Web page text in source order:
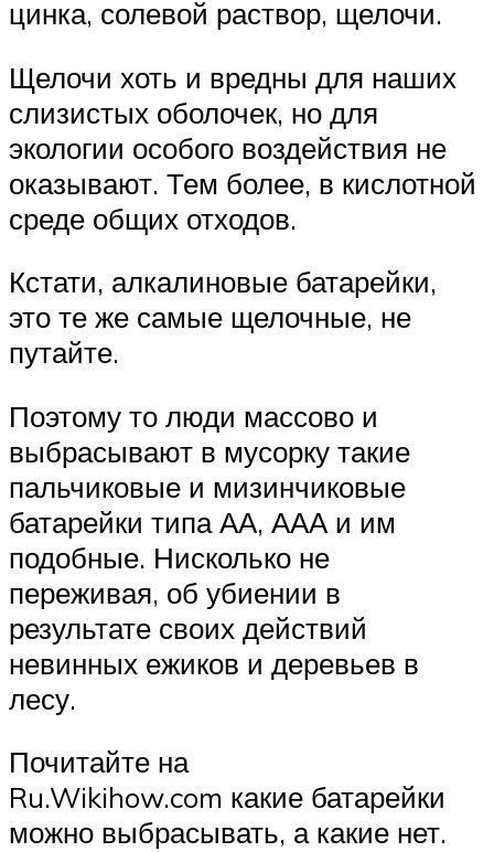
цинка, солевой раствор, щелочи.
Щелочи хоть и вредны для наших
слизистых оболочек, но для
экологии особого воздействия не
оказывают. Тем более, в кислотной
среде общих отходов.
Кстати, алкалиновые батарейки,
это те же самые щелочные, не
путайте.
Поэтому то люди массово и
выбрасывают в мусорку такие
пальчиковые и мизинчиковые
батарейки типа АА, ААА и им
подобные. Нисколько не
переживая, об убиении в
результате своих действий
невинных ежиков и деревьев в
лесу.
Почитайте на
Ru.Wikihow.com какие батарейки
можно выбрасывать, а какие нет.